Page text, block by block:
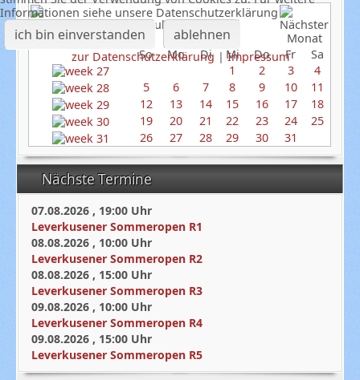
Juli 2026
So
Mo Di Mi Do Fr
Sa
1
2 3
4
5
6 7 8 9 10
11
12
13 14 15 16 17
18
19
20 21 22 23 24
25
26
27 28 29 30 31
Nächste Termine
07.08.2026 , 19:00 Uhr
Leverkusener Sommeropen R1
08.08.2026 , 10:00 Uhr
Leverkusener Sommeropen R2
08.08.2026 , 15:00 Uhr
Leverkusener Sommeropen R3
09.08.2026 , 10:00 Uhr
Leverkusener Sommeropen R4
09.08.2026 , 15:00 Uhr
Leverkusener Sommeropen R5
Informationen siehe unsere Datenschutzerklärung
ich bin einverstanden ablehnen
zur Datenschutzerklärung |Impressum